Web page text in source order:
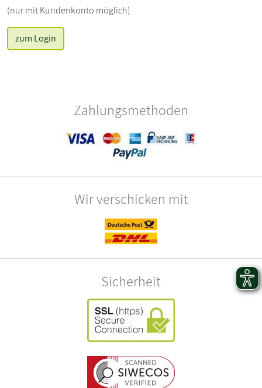
(nur mit Kundenkonto möglich)
zum Login
Zahlungsmethoden
Wir verschicken mit
Sicherheit